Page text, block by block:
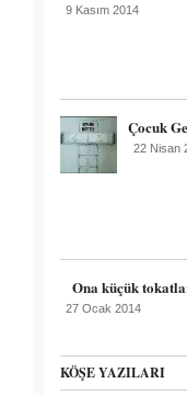
9 Kasım 2014
Çocuk
22 Nisan
Ona küçük
27 Ocak 2014
KÖŞE YAZILARI